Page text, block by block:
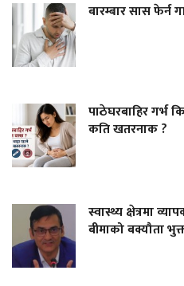
बारम्बार सास फेर्न
पाठेघरबाहिर गर्भ
कति खतरनाक ?
स्वास्थ्य क्षेत्रमा
बीमाको बक्यौता